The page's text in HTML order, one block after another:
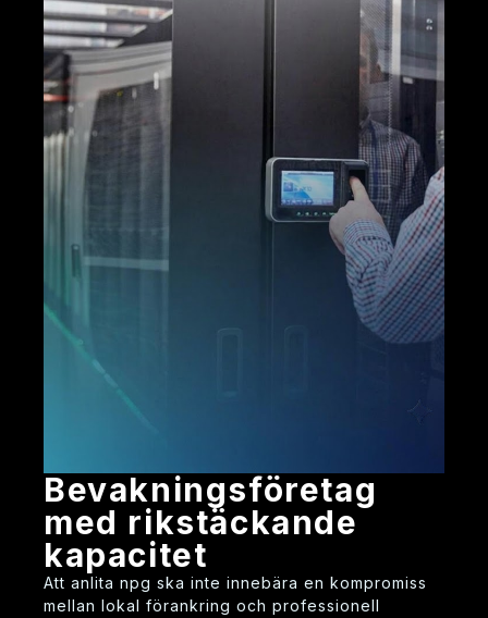
bevakningsföretag
med rikstäckande
kapacitet
att anlita npg ska inte innebära en kompromiss
mellan lokal förankring och professionell